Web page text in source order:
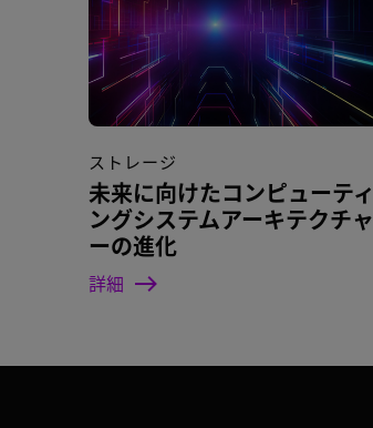
ストレージ
未来に向けたコンピューティ
ングシステムアーキテクチャ
ーの進化
詳細